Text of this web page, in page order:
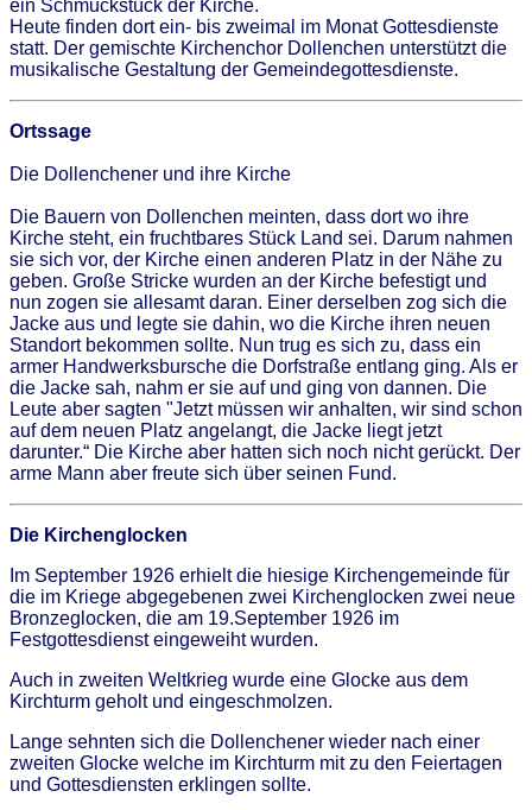
ein Schmuckstück der Kirche.
Heute finden dort ein- bis zweimal im Monat Gottesdienste
statt. Der gemischte Kirchenchor Dollenchen unterstützt die
musikalische Gestaltung der Gemeindegottesdienste.
Ortssage
Die Dollenchener und ihre Kirche
Die Bauern von Dollenchen meinten, dass dort wo ihre
Kirche steht, ein fruchtbares Stück Land sei. Darum nahmen
sie sich vor, der Kirche einen anderen Platz in der Nähe zu
geben. Große Stricke wurden an der Kirche befestigt und
nun zogen sie allesamt daran. Einer derselben zog sich die
Jacke aus und legte sie dahin, wo die Kirche ihren neuen
Standort bekommen sollte. Nun trug es sich zu, dass ein
armer Handwerksbursche die Dorfstraße entlang ging. Als er
die Jacke sah, nahm er sie auf und ging von dannen. Die
Leute aber sagten "Jetzt müssen wir anhalten, wir sind schon
auf dem neuen Platz angelangt, die Jacke liegt jetzt
darunter.“ Die Kirche aber hatten sich noch nicht gerückt. Der
arme Mann aber freute sich über seinen Fund.
Die Kirchenglocken
Im September 1926 erhielt die hiesige Kirchengemeinde für
die im Kriege abgegebenen zwei Kirchenglocken zwei neue
Bronzeglocken, die am 19.September 1926 im
Festgottesdienst eingeweiht wurden.
Auch in zweiten Weltkrieg wurde eine Glocke aus dem
Kirchturm geholt und eingeschmolzen.
Lange sehnten sich die Dollenchener wieder nach einer
zweiten Glocke welche im Kirchturm mit zu den Feiertagen
und Gottesdiensten erklingen sollte.